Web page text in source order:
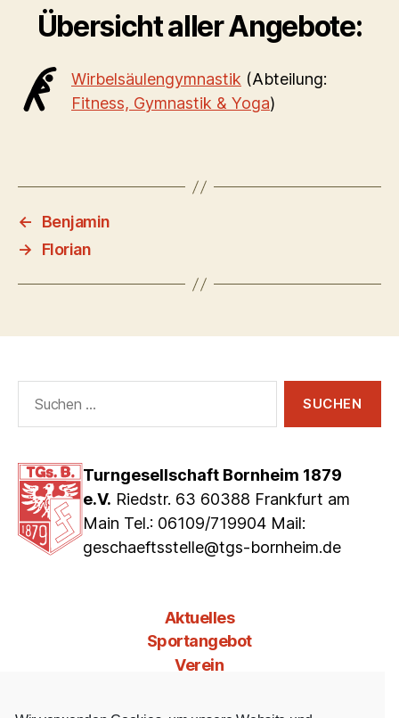
Übersicht aller Angebote:
Wirbelsäulengymnastik (Abteilung:
Fitness, Gymnastik & Yoga)
←
Benjamin
→
Florian
Turngesellschaft Bornheim 1879
e.V. Riedstr. 63 60388 Frankfurt am
Main Tel.: 06109/719904 Mail:
geschaeftsstelle@tgs-bornheim.de
nach:
Aktuelles
Sportangebot
Verein
Jobs & Co